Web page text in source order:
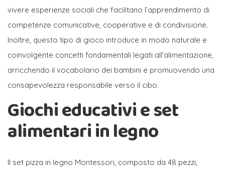
vivere esperienze sociali che facilitano l’apprendimento di
competenze comunicative, cooperative e di condivisione.
Inoltre, questo tipo di gioco introduce in modo naturale e
coinvolgente concetti fondamentali legati all’alimentazione,
arricchendo il vocabolario dei bambini e promuovendo una
consapevolezza responsabile verso il cibo.
Giochi educativi e set
alimentari in legno
Il set pizza in legno Montessori, composto da 48 pezzi,